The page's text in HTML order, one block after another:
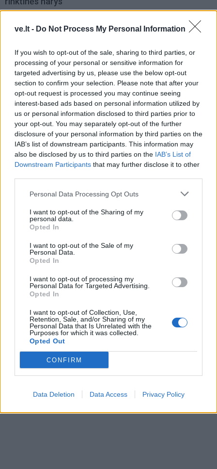
ve.lt - Do Not Process My Personal Information
If you wish to opt-out of the sale, sharing to third parties, or
processing of your personal or sensitive information for
targeted advertising by us, please use the below opt-out
section to confirm your selection. Please note that after your
opt-out request is processed you may continue seeing
interest-based ads based on personal information utilized by
us or personal information disclosed to third parties prior to
your opt-out. You may separately opt-out of the further
disclosure of your personal information by third parties on the
IAB’s list of downstream participants. This information may
also be disclosed by us to third parties on the IAB’s List of
Downstream Participants that may further disclose it to other
Personal Data Processing Opt Outs
I want to opt-out of the Sharing of my
personal data.
Opted In
I want to opt-out of the Sale of my
Personal Data.
Opted In
I want to opt-out of processing my
Personal Data for Targeted Advertising.
Opted In
I want to opt-out of Collection, Use,
Retention, Sale, and/or Sharing of my
Personal Data that Is Unrelated with the
Purposes for which it was collected.
Opted Out
CONFIRM
Data Deletion Data Access Privacy Policy
Sportas
Problemos tęsiasi:
iškritus Butkevičiui, į
rinktinę kviečiamas
„Juventus“ puolėjas
Sportas
Po rasizmo skandalo
prabilo pasaulio
čempionei kenkęs lietuvis,
jo veiksmus tirs policija
Aiškėja Modesto
Paulausko skulptūros
pastatymo data:
nuomonę apie ją išsakė ir
pats olimpinis čempionas
Klaipėdos paplūdimių
čempionai: Juodkrantėje
iškovojo pirmąją vietą
Sportas
Lietuvos čempionų
klaipėdiečių sveikata
rūpinsis naujas komandos